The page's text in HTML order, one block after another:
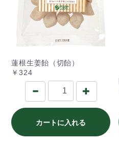
蓮根生姜飴（切飴）
￥324
カートに入れる